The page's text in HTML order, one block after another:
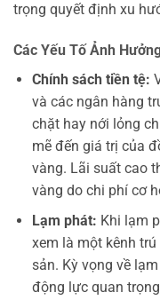
trọng quyết định xu
Các Yếu Tố Ảnh
Chính sách tiền tệ:
và các ngân hàng
chặt hay nới lỏng
mẽ đến giá trị của
vàng. Lãi suất cao
vàng do chi phí cơ
Lạm phát: Khi lạm
xem là một kênh
sản. Kỳ vọng về
động lực quan